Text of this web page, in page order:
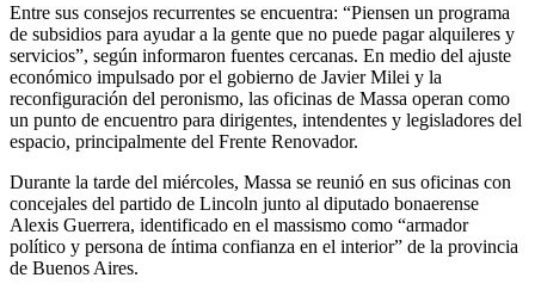
Entre sus consejos recurrentes se encuentra: “Piensen un programa
de subsidios para ayudar a la gente que no puede pagar alquileres y
servicios”, según informaron fuentes cercanas. En medio del ajuste
económico impulsado por el gobierno de Javier Milei y la
reconfiguración del peronismo, las oficinas de Massa operan como
un punto de encuentro para dirigentes, intendentes y legisladores del
espacio, principalmente del Frente Renovador.
Durante la tarde del miércoles, Massa se reunió en sus oficinas con
concejales del partido de Lincoln junto al diputado bonaerense
Alexis Guerrera, identificado en el massismo como “armador
político y persona de íntima confianza en el interior” de la provincia
de Buenos Aires.